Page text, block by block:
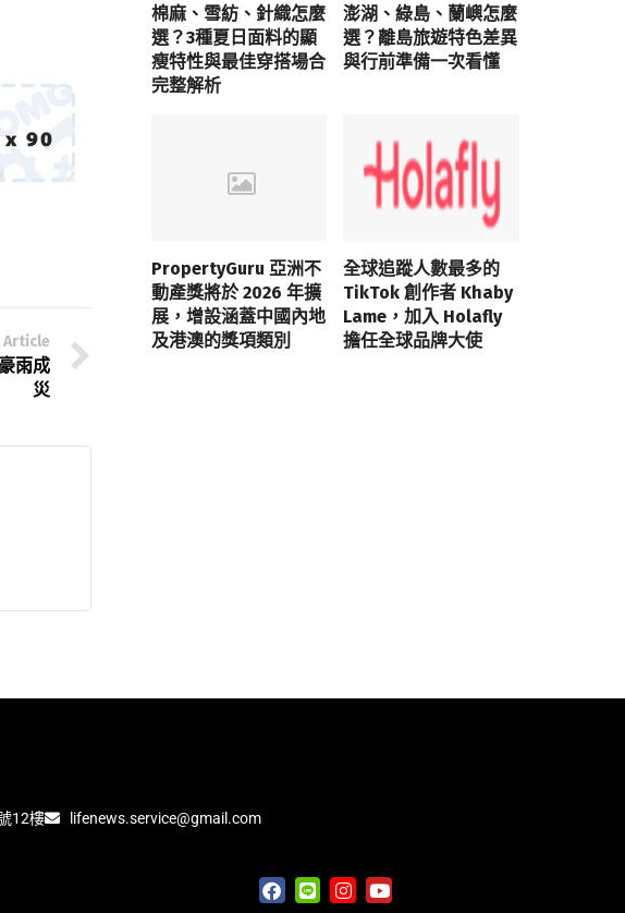
Article
雨成
災
棉麻、雪紡、針織怎麼
選？3種夏日面料的顯
瘦特性與最佳穿搭場合
完整解析
澎湖、綠島、蘭嶼怎麼
選？離島旅遊特色差異
與行前準備一次看懂
PropertyGuru 亞洲不
動產獎將於 2026 年擴
展，增設涵蓋中國內地
及港澳的獎項類別
全球追蹤人數最多的
TikTok 創作者 Khaby
Lame，加入 Holafly
擔任全球品牌大使
12樓 lifenews.service@gmail.com